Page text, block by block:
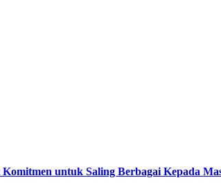
untuk Saling Berbagai Kepada